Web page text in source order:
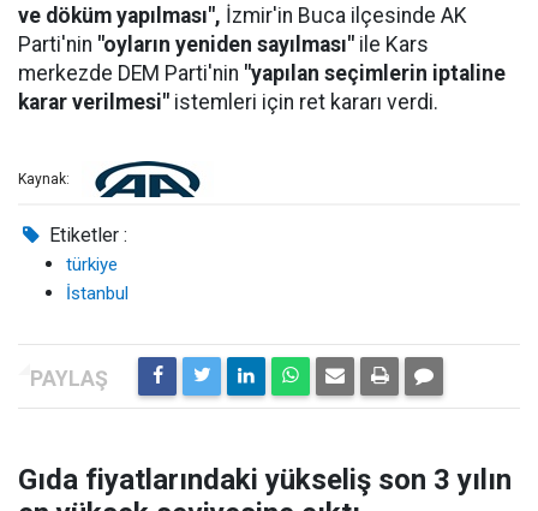
ve döküm yapılması", İzmir'in Buca ilçesinde AK
Parti'nin "oyların yeniden sayılması" ile Kars
merkezde DEM Parti'nin "yapılan seçimlerin iptaline
karar verilmesi" istemleri için ret kararı verdi.
Kaynak:
Etiketler :
türkiye
İstanbul
Gıda fiyatlarındaki yükseliş son 3 yılın